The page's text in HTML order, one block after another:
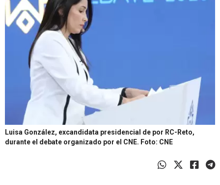
Luisa González, excandidata presidencial de por RC-Reto,
durante el debate organizado por el CNE. Foto: CNE